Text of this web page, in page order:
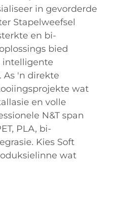
in gevorderde
Stapelweefsel
en bi-
bied
intelligente
As 'n direkte
wat
en volle
N&T span
PLA, bi-
Kies Soft
wat